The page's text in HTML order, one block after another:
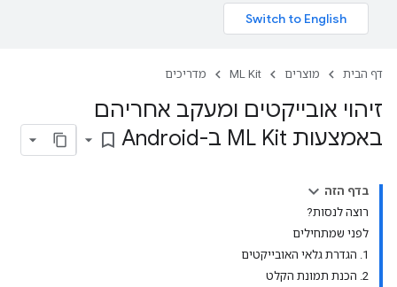
דף הבית מוצרים ML Kit מדריכים
זיהוי אובייקטים ומעקב אחריהם
באמצעות ML Kit ב-Android
bookmark_border
בדף הזה
רוצה לנסות?
לפני שמתחילים
1. הגדרת גלאי האובייקטים
2. הכנת תמונת הקלט